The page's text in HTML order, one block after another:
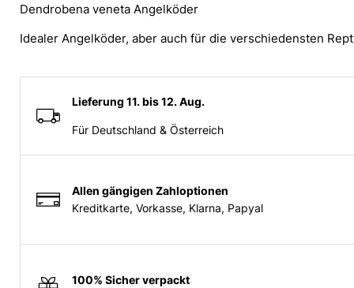
Dendrobena veneta Angelköder
Idealer Angelköder, aber auch für die verschiedensten
Lieferung 11. bis 12. Aug.
Für Deutschland & Österreich
Allen gängigen Zahloptionen
Kreditkarte, Vorkasse, Klarna, Papyal
100% Sicher verpackt